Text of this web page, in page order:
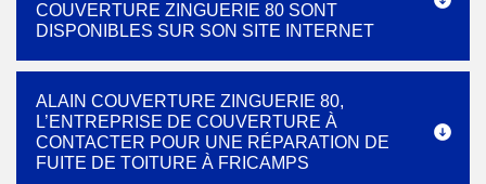
COUVERTURE ZINGUERIE 80 SONT
DISPONIBLES SUR SON SITE INTERNET
ALAIN COUVERTURE ZINGUERIE 80,
L’ENTREPRISE DE COUVERTURE À
CONTACTER POUR UNE RÉPARATION DE
FUITE DE TOITURE À FRICAMPS